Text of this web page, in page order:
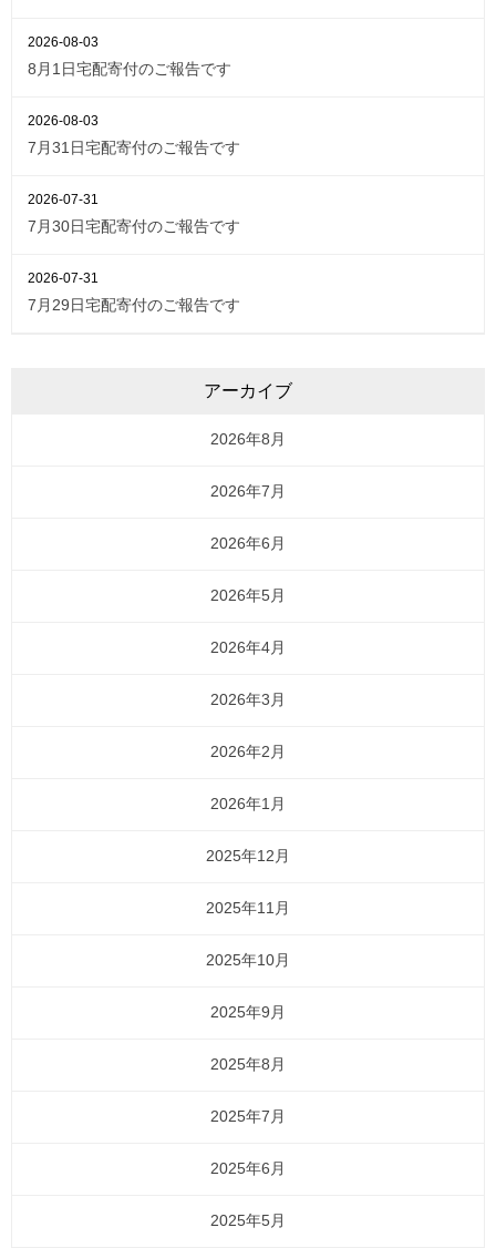
8月1日宅配寄付のご報告です
2026-08-03
7月31日宅配寄付のご報告です
2026-08-03
7月30日宅配寄付のご報告です
2026-07-31
7月29日宅配寄付のご報告です
2026-07-31
アーカイブ
2026年8月
2026年7月
2026年6月
2026年5月
2026年4月
2026年3月
2026年2月
2026年1月
2025年12月
2025年11月
2025年10月
2025年9月
2025年8月
2025年7月
2025年6月
2025年5月